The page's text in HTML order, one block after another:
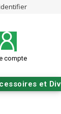
compte
et